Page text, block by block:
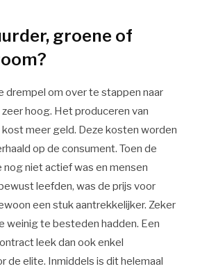
groene of
drempel om over te stappen naar
hoog. Het produceren van
meer geld. Deze kosten worden
op de consument. Toen de
niet actief was en mensen
leefden, was de prijs voor
een stuk aantrekkelijker. Zeker
weinig te besteden hadden. Een
leek dan ook enkel
de elite. Inmiddels is dit helemaal